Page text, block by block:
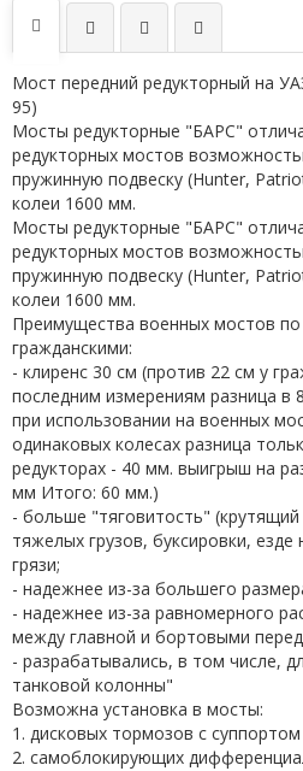
Мост передний редукторный на
95)
Мосты редукторные "БАРС"
редукторных мостов
пружинную подвеску (Hunter,
колеи 1600 мм.
Мосты редукторные "БАРС"
редукторных мостов
пружинную подвеску (Hunter,
колеи 1600 мм.
Преимущества военных мостов
гражданскими:
- клиренс 30 см (против 22 см у
последним измерениям разница в
при использовании на военных
одинаковых колесах разница
редукторах - 40 мм. выигрыш на
мм Итого: 60 мм.)
- больше "тяговитость"
тяжелых грузов, буксировки,
грязи;
- надежнее из-за большего
- надежнее из-за равномерного
между главной и бортовыми
- разрабатывались, в том числе,
танковой колонны"
Возможна установка в мосты:
1. дисковых тормозов с
2. самоблокирующих